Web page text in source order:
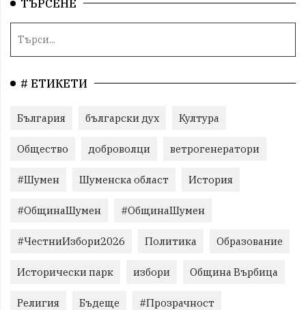
ТЪРСЕНЕ
# ЕТИКЕТИ
България български дух Култура
Общество доброволци ветрогенератори
#Шумен Шуменска област История
#ОбщинаШумен #ОбщинаШумен
#ЧестниИзбори2026 Политика Образование
Исторически парк избори Община Върбица
Религия Бъдеще #Прозрачност